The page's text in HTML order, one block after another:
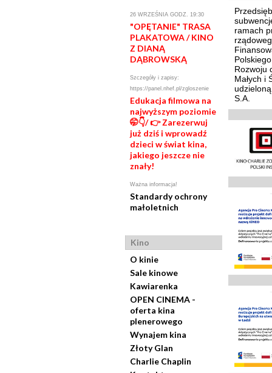
26 WRZEŚNIA GODZ. 19:30
"OPĘTANIE" TRASA
PLAKATOWA / KINO
Z DIANĄ
DĄBROWSKĄ
Szczegóły i zapisy:
https://panel.nhef.pl/zgloszenie
Edukacja filmowa na
najwyższym poziomie
🤭👇/ 👉 Zarezerwuj
już dziś i wprowadź
dzieci w świat kina,
jakiego jeszcze nie
znały!
Ważna informacja!
Standardy ochrony
małoletnich
Kino
O kinie
Sale kinowe
Kawiarenka
OPEN CINEMA -
oferta kina
plenerowego
Wynajem kina
Złoty Glan
Charlie Chaplin
ramach
Rozwoju
Małych i
S.A.